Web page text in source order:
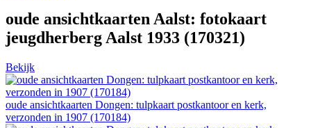
oude ansichtkaarten Aalst: fotokaart
jeugdherberg Aalst 1933 (170321)
Bekijk
oude ansichtkaarten Dongen: tulpkaart postkantoor en kerk,
verzonden in 1907 (170184)